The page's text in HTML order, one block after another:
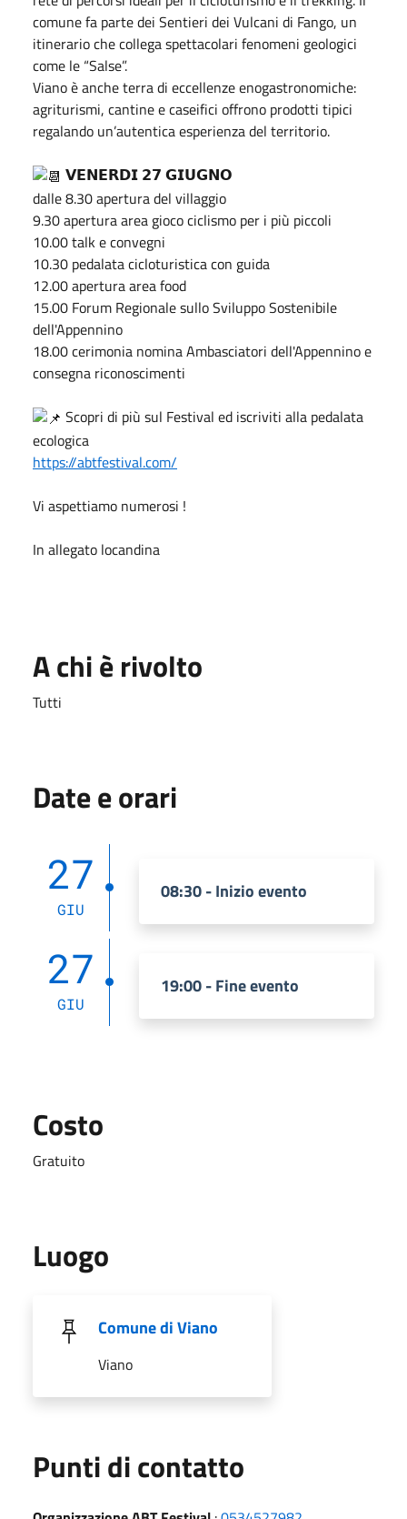
comune fa parte dei Sentieri dei Vulcani di Fango, un
itinerario che collega spettacolari fenomeni geologici
come le “Salse”.
Viano è anche terra di eccellenze enogastronomiche:
agriturismi, cantine e caseifici offrono prodotti tipici
regalando un’autentica esperienza del territorio.
𝗩𝗘𝗡𝗘𝗥𝗗𝗜 𝟮𝟳 𝗚𝗜𝗨𝗚𝗡𝗢
dalle 8.30 apertura del villaggio
9.30 apertura area gioco ciclismo per i più piccoli
10.00 talk e convegni
10.30 pedalata cicloturistica con guida
12.00 apertura area food
15.00 Forum Regionale sullo Sviluppo Sostenibile
dell'Appennino
18.00 cerimonia nomina Ambasciatori dell'Appennino e
consegna riconoscimenti
Scopri di più sul Festival ed iscriviti alla pedalata
ecologica
https://abtfestival.com/
Vi aspettiamo numerosi !
In allegato locandina
A chi è rivolto
Tutti
Date e orari
27
GIU
08:30 - Inizio evento
27
GIU
19:00 - Fine evento
Costo
Gratuito
Luogo
Comune di Viano
Viano
Punti di contatto